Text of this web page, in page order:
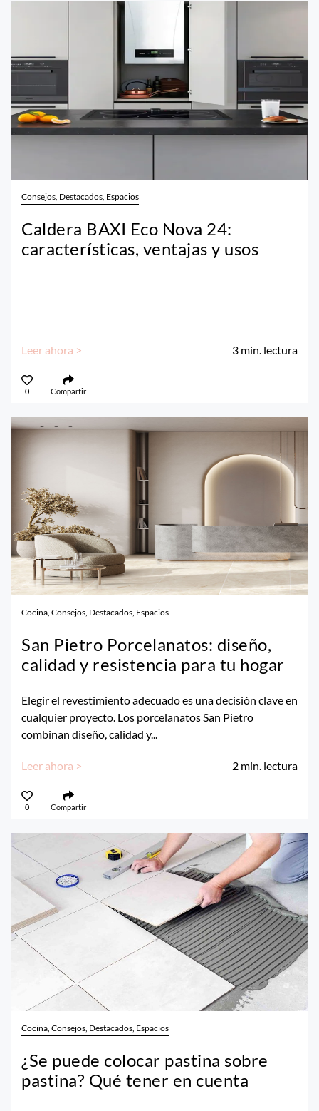
Consejos, Destacados, Espacios
Caldera BAXI Eco Nova 24:
características, ventajas y usos
Leer ahora > 3 min. lectura
0 Compartir
Cocina, Consejos, Destacados, Espacios
San Pietro Porcelanatos: diseño,
calidad y resistencia para tu hogar
Elegir el revestimiento adecuado es una decisión clave en
cualquier proyecto. Los porcelanatos San Pietro
combinan diseño, calidad y...
Leer ahora > 2 min. lectura
0 Compartir
Cocina, Consejos, Destacados, Espacios
¿Se puede colocar pastina sobre
pastina? Qué tener en cuenta